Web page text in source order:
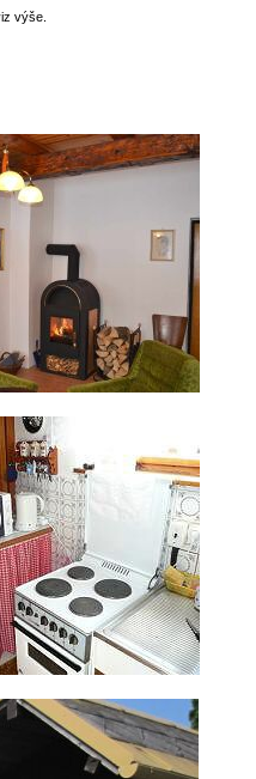
výše.